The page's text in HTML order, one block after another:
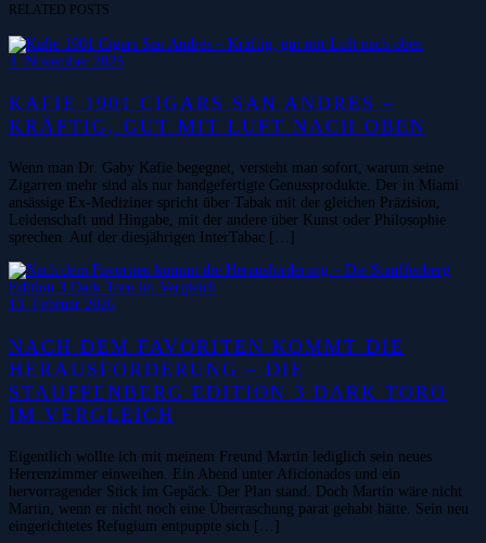
RELATED POSTS
4. November 2025
KAFIE 1901 CIGARS SAN ANDRES –
KRÄFTIG, GUT MIT LUFT NACH OBEN
Wenn man Dr. Gaby Kafie begegnet, versteht man sofort, warum seine
Zigarren mehr sind als nur handgefertigte Genussprodukte. Der in Miami
ansässige Ex-Mediziner spricht über Tabak mit der gleichen Präzision,
Leidenschaft und Hingabe, mit der andere über Kunst oder Philosophie
sprechen. Auf der diesjährigen InterTabac […]
13. Februar 2026
NACH DEM FAVORITEN KOMMT DIE
HERAUSFORDERUNG – DIE
STAUFFENBERG EDITION 3 DARK TORO
IM VERGLEICH
Eigentlich wollte ich mit meinem Freund Martin lediglich sein neues
Herrenzimmer einweihen. Ein Abend unter Aficionados und ein
hervorragender Stick im Gepäck. Der Plan stand. Doch Martin wäre nicht
Martin, wenn er nicht noch eine Überraschung parat gehabt hätte. Sein neu
eingerichtetes Refugium entpuppte sich […]